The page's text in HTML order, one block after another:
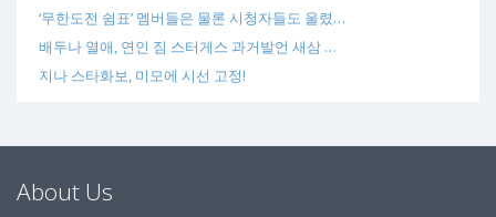
‘무한도전 쉼표’ 멤버들은 물론 시청자들도 울렸…
배두나 열애, 연인 짐 스터게스 과거발언 새삼 …
지나 스타화보, 미모에 시선 고정!
About Us